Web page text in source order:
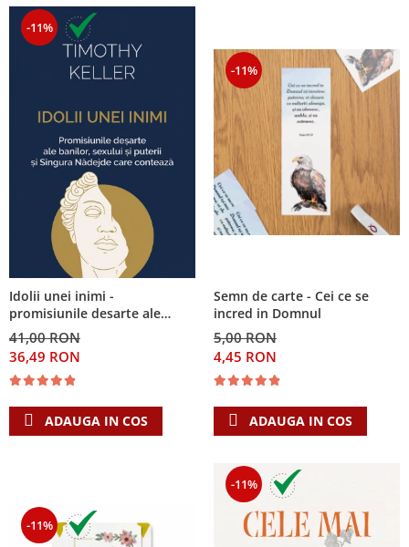
-11%
Idolii unei inimi -
promisiunile desarte ale
banilor, sexului si puterii si
Singura Nadejde care
conteaza
41,00 RON
36,49 RON
ADAUGA IN COS
-11%
Semn de carte - Cei ce se
incred in Domnul
5,00 RON
4,45 RON
ADAUGA IN COS
-11%
-11%